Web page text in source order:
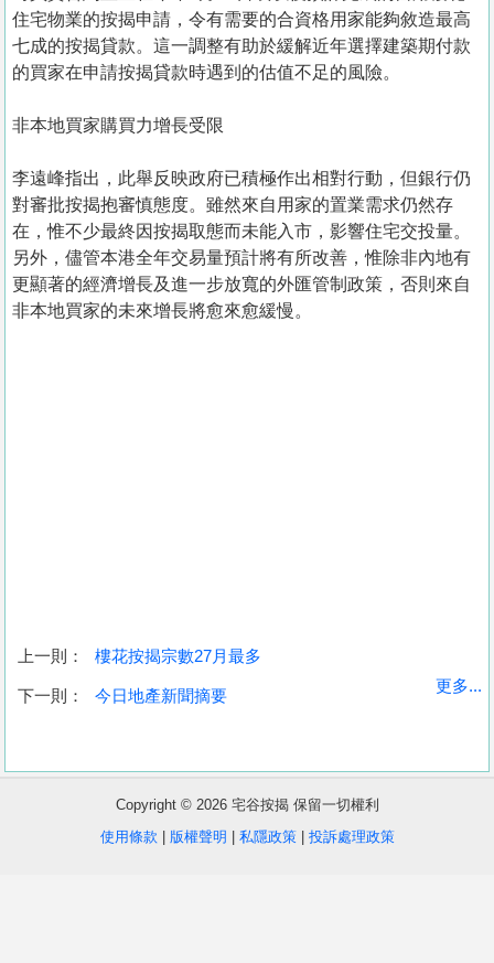
收
盤
住宅物業的按揭申請，令有需要的合資格用家能夠敘造最高
七成的按揭貸款。這一調整有助於緩解近年選擇建築期付款
的買家在申請按揭貸款時遇到的估值不足的風險。
非本地買家購買力增長受限
李遠峰指出，此舉反映政府已積極作出相對行動，但銀行仍
對審批按揭抱審慎態度。雖然來自用家的置業需求仍然存
在，惟不少最終因按揭取態而未能入市，影響住宅交投量。
另外，儘管本港全年交易量預計將有所改善，惟除非內地有
更顯著的經濟增長及進一步放寬的外匯管制政策，否則來自
非本地買家的未來增長將愈來愈緩慢。
上一則： 樓花按揭宗數27月最多
下一則： 今日地產新聞摘要
更多...
Copyright © 2026 宅谷按揭 保留一切權利
使用條款
版權聲明 私隱政策| 投訴處理政策